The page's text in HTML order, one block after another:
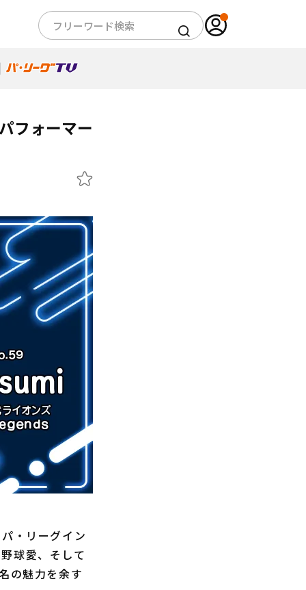
フォーマー
・リーグイン
球愛、そして
の魅力を余す